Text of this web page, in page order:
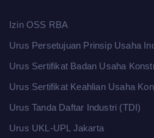
Izin OSS RBA
Urus Persetujuan Prinsip Usaha
Urus Sertifikat Badan Usaha
Urus Sertifikat Keahlian Usaha
Urus Tanda Daftar Industri (TDI)
Urus UKL-UPL Jakarta